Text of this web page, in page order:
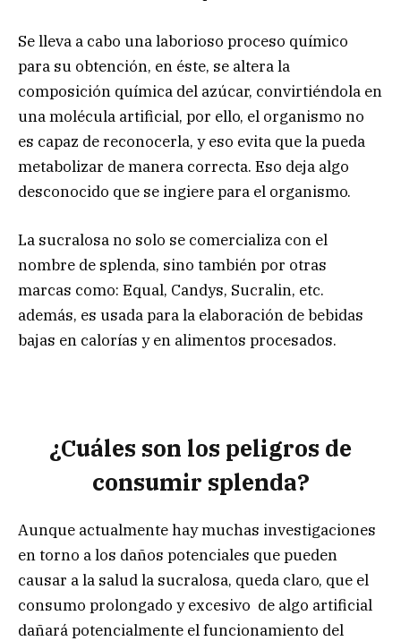
Se lleva a cabo una laborioso proceso químico
para su obtención, en éste, se altera la
composición química del azúcar, convirtiéndola en
una molécula artificial, por ello, el organismo no
es capaz de reconocerla, y eso evita que la pueda
metabolizar de manera correcta. Eso deja algo
desconocido que se ingiere para el organismo.
La sucralosa no solo se comercializa con el
nombre de splenda, sino también por otras
marcas como: Equal, Candys, Sucralin, etc.
además, es usada para la elaboración de bebidas
bajas en calorías y en alimentos procesados.
¿Cuáles son los peligros de
consumir splenda?
Aunque actualmente hay muchas investigaciones
en torno a los daños potenciales que pueden
causar a la salud la sucralosa, queda claro, que el
consumo prolongado y excesivo de algo artificial
dañará potencialmente el funcionamiento del